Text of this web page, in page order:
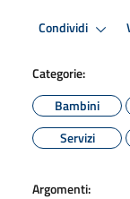
Condividi
Categorie:
Bambini
Servizi
Argomenti: